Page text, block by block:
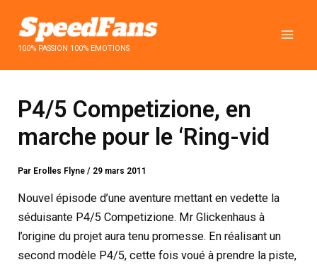
contenu100% PASSION 100% EMOTIONS
P4/5 Competizione, en
marche pour le ‘Ring-vid
Par Erolles Flyne/ 29 mars 2011
Nouvel épisode d’une aventure mettant en vedette la
séduisante P4/5 Competizione. Mr Glickenhaus à
l’origine du projet aura tenu promesse. En réalisant un
second modèle P4/5, cette fois voué à prendre la piste,